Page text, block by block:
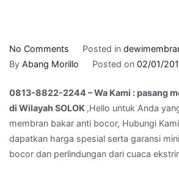
No Comments
0813-
2244
–
Wa
Kami
:
Posted in
By Abang Morillo Posted on 02/01/
0813-8822-2244 – Wa Kami : pasang
di Wilayah SOLOK ,Hello untuk Anda
membran bakar anti bocor, Hubungi
dapatkan harga spesial serta garansi
bocor dan perlindungan dari cuaca